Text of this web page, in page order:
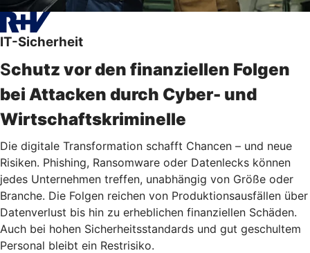
IT-Sicherheit
Schutz vor den finanziellen Folgen
bei Attacken durch Cyber- und
Wirtschaftskriminelle
Die digitale Transformation schafft Chancen – und neue
Risiken. Phishing, Ransomware oder Datenlecks können
jedes Unternehmen treffen, unabhängig von Größe oder
Branche. Die Folgen reichen von Produktionsausfällen über
Datenverlust bis hin zu erheblichen finanziellen Schäden.
Auch bei hohen Sicherheitsstandards und gut geschultem
Personal bleibt ein Restrisiko.